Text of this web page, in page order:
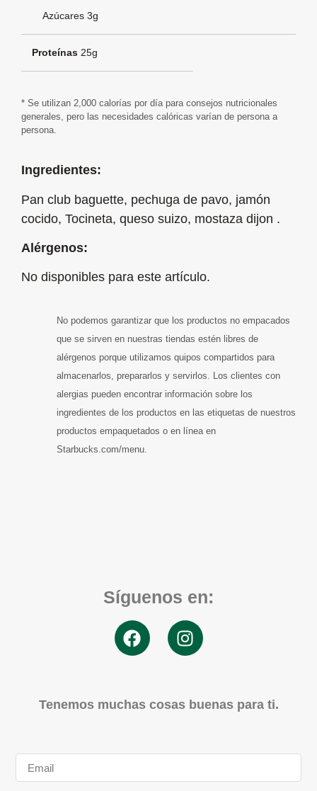
Azúcares 3g
Proteínas 25g
* Se utilizan 2,000 calorías por día para consejos nutricionales
generales, pero las necesidades calóricas varían de persona a
persona.
Ingredientes:
Pan club baguette, pechuga de pavo, jamón
cocido, Tocineta, queso suizo, mostaza dijon .
Alérgenos:
No disponibles para este artículo.
No podemos garantizar que los productos no empacados
que se sirven en nuestras tiendas estén libres de
alérgenos porque utilizamos quipos compartidos para
almacenarlos, prepararlos y servirlos. Los clientes con
alergias pueden encontrar información sobre los
ingredientes de los productos en las etiquetas de nuestros
productos empaquetados o en línea en
Starbucks.com/menu.
Síguenos en:
Tenemos muchas cosas buenas para ti.